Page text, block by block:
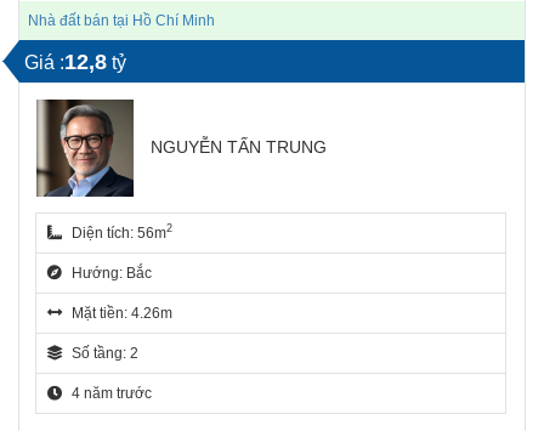
Nhà đất bán tại Hồ Chí Minh
Giá :12,8 tỷ
NGUYỄN TẤN TRUNG
Diện tích: 56m2
Hướng: Bắc
Mặt tiền: 4.26m
Số tầng: 2
4 năm trước